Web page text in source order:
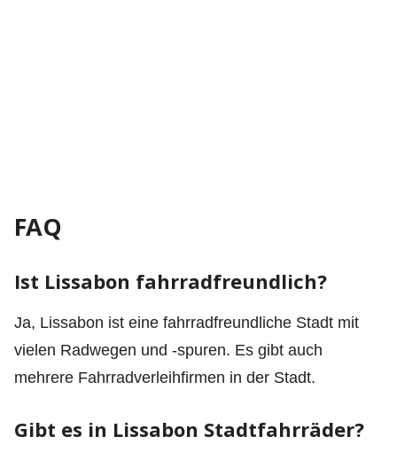
FAQ
Ist Lissabon fahrradfreundlich?
Ja, Lissabon ist eine fahrradfreundliche Stadt mit
vielen Radwegen und -spuren. Es gibt auch
mehrere Fahrradverleihfirmen in der Stadt.
Gibt es in Lissabon Stadtfahrräder?